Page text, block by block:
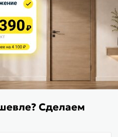
коробка укомплектована
и практически
Сделаем